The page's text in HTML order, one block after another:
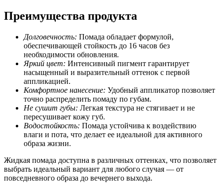
Преимущества продукта
Долговечность: Помада обладает формулой,
обеспечивающей стойкость до 16 часов без
необходимости обновления.
Яркий цвет: Интенсивный пигмент гарантирует
насыщенный и выразительный оттенок с первой
аппликацией.
Комфортное нанесение: Удобный аппликатор позволяет
точно распределить помаду по губам.
Не сушит губы: Легкая текстура не стягивает и не
пересушивает кожу губ.
Водостойкость: Помада устойчива к воздействию
влаги и пота, что делает ее идеальной для активного
образа жизни.
Жидкая помада доступна в различных оттенках, что позволяет
выбрать идеальный вариант для любого случая — от
повседневного образа до вечернего выхода.